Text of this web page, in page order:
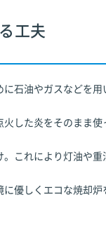
工夫
石油やガスなどを用
した炎をそのまま使
これにより灯油や
優しくエコな焼却炉